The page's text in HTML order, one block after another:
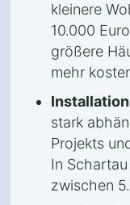
kleinere
10.000
größere
mehr
stark
Projekts
In
zwischen